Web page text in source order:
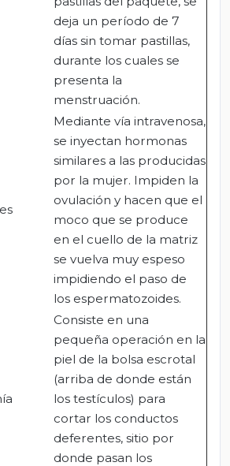
deja un período de 7
días sin tomar pastillas,
durante los cuales se
presenta la
menstruación.
Mediante vía intravenosa,
se inyectan hormonas
similares a las producidas
por la mujer. Impiden la
ovulación y hacen que el
moco que se produce
en el cuello de la matriz
se vuelva muy espeso
impidiendo el paso de
los espermatozoides.
Consiste en una
pequeña operación en la
piel de la bolsa escrotal
(arriba de donde están
los testículos) para
cortar los conductos
deferentes, sitio por
donde pasan los